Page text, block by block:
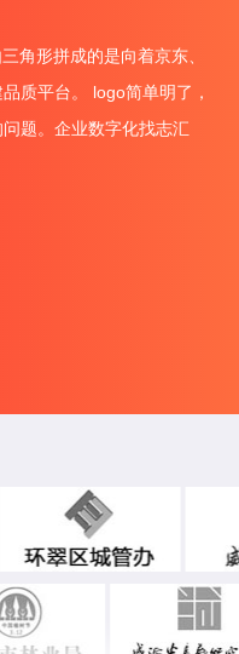
角形拼成的是向着京东、
质平台。 logo简单明了，
题。企业数字化找志汇